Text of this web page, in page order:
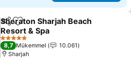
PaylaşFavorilerime ekle
Sheraton Sharjah Beach
Resort & Spa
5 Yıldız
8,7 Mükemmel
10.061
Sharjah